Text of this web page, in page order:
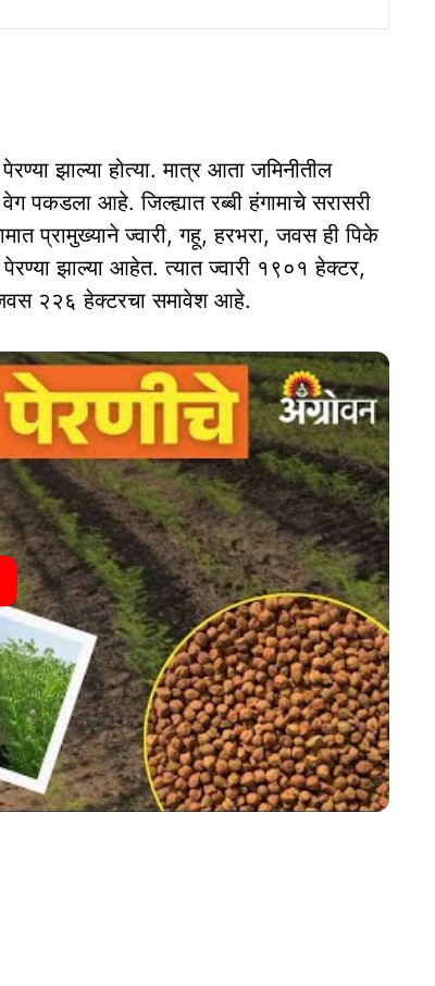
झाल्या होत्या. मात्र आता जमिनीतील
पकडला आहे. जिल्ह्यात रब्बी हंगामाचे सरासरी
प्रामुख्याने ज्वारी, गहू, हरभरा, जवस ही पिके
झाल्या आहेत. त्यात ज्वारी १९०१ हेक्टर,
२२६ हेक्टरचा समावेश आहे.